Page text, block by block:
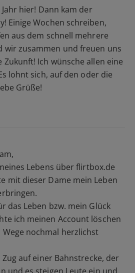
hier! Dann kam der
Einige Wochen schreiben,
aus dem schnell mehrere
wir zusammen und freuen uns
Zukunft! Ich wünsche allen eine
lohnt sich, auf den oder die
Grüße!
Lebens über flirtbox.de
mit dieser Dame mein Leben
das Leben bzw. mein Glück
ich meinen Account löschen
nochmal herzlichst
auf einer Bahnstrecke, der